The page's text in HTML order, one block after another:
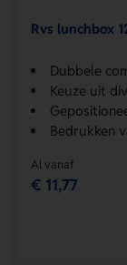
Rvs lunchbox
Dubbele
Keuze uit
Bedrukken
Al vanaf
€ 11,77